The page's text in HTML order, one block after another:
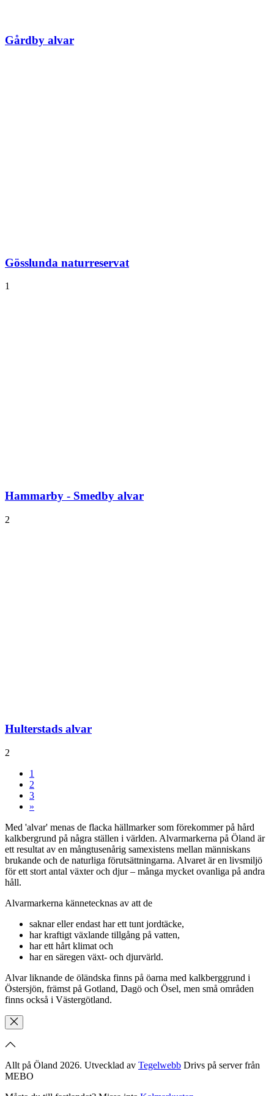
Gårdby alvar
Gösslunda naturreservat
1
Hammarby - Smedby alvar
2
Hulterstads alvar
2
1
2
3
»
Med 'alvar' menas de flacka hällmarker som förekommer på hård
kalkbergrund på några ställen i världen. Alvarmarkerna på Öland är
ett resultat av en mångtusenårig samexistens mellan människans
brukande och de naturliga förutsättningarna. Alvaret är en livsmiljö
för ett stort antal växter och djur – många mycket ovanliga på andra
håll.
Alvarmarkerna kännetecknas av att de
saknar eller endast har ett tunt jordtäcke,
har kraftigt växlande tillgång på vatten,
har ett hårt klimat och
har en säregen växt- och djurvärld.
Alvar liknande de öländska finns på öarna med kalkberggrund i
Östersjön, främst på Gotland, Dagö och Ösel, men små områden
finns också i Västergötland.
Allt på Öland 2026. Utvecklad av Tegelwebb Drivs på server från
MEBO